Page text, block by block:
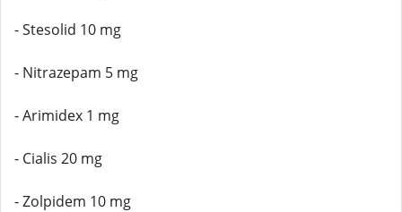
- Stesolid 10 mg
- Nitrazepam 5 mg
- Arimidex 1 mg
- Cialis 20 mg
- Zolpidem 10 mg